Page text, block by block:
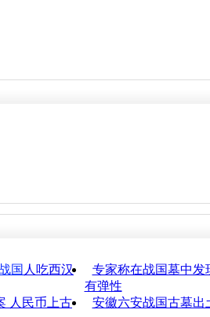
国 人吃西汉
专家称在战国墓中发
有弹性
人民币上古
安徽六安战国古墓出